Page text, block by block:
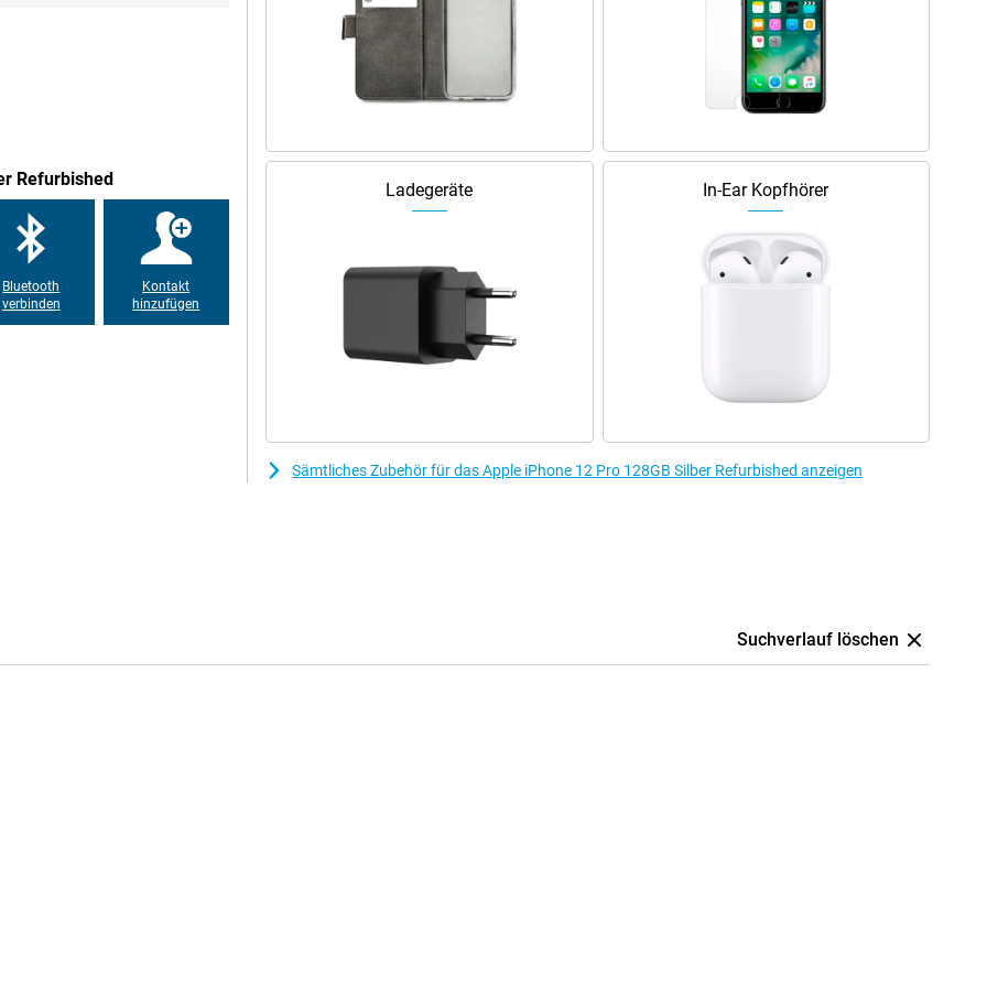
Bionic! Apple stellt seine
12 Pro passen. Mehrere
Besonderes. Apple fügt
macht das Glas superstark. So
Platz für eine lange Zeit. Das
Auf diese Weise sind Sie
Refurbished
Bluetooth
verbinden
Kontakt
hinzufügen
Ladegeräte In-Ear Kopfhörer
Sämtliches Zubehör für das Apple iPhone 12 Pro 128GB Silber Refurbished anzeigen
Suchverlauf löschen